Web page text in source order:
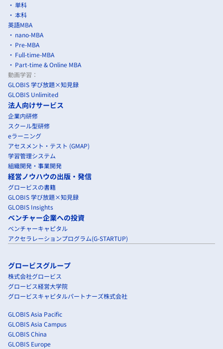
単科
本科
英語MBA
nano-MBA
Pre-MBA
Full-time-MBA
Part-time & Online MBA
動画学習：
GLOBIS 学び放題×知見録
GLOBIS Unlimited
法人向けサービス
企業内研修
スクール型研修
eラーニング
アセスメント・テスト (GMAP)
学習管理システム
組織開発・事業開発
経営ノウハウの出版・発信
グロービスの書籍
GLOBIS 学び放題×知見録
GLOBIS Insights
ベンチャー企業への投資
ベンチャーキャピタル
アクセラレーションプログラム(G-STARTUP)
グロービスグループ
株式会社グロービス
グロービス経営大学院
グロービスキャピタルパートナーズ株式会社
GLOBIS Asia Pacific
GLOBIS Asia Campus
GLOBIS China
GLOBIS Europe